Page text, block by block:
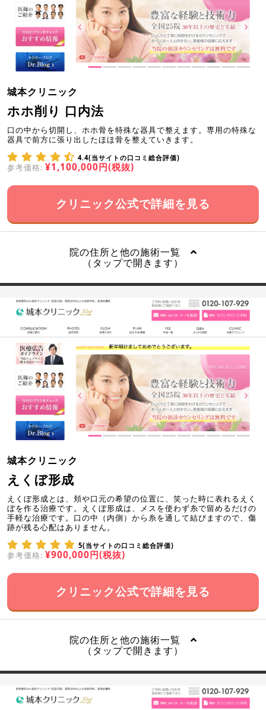
城本クリニック
ホホ削り 口内法
口の中から切開し、ホホ骨を特殊な器具で整えます。専用の特殊な
器具で前方に張り出したほほ骨を整えていきます。
4.4(当サイトの口コミ総合評価)
参考価格: ¥1,100,000円(税抜)
クリニック公式で詳細を見る
院の住所と他の施術一覧
（タップで開きます）
城本クリニック
えくぼ形成
えくぼ形成とは、頬や口元の希望の位置に、笑った時に表れるえく
ぼを作る治療です。えくぼ形成は、メスを使わず糸で留めるだけの
手軽な治療です。口の中（内側）から糸を通して結びますので、傷
跡が残る心配はありません。
5(当サイトの口コミ総合評価)
参考価格: ¥900,000円(税抜)
クリニック公式で詳細を見る
院の住所と他の施術一覧
（タップで開きます）